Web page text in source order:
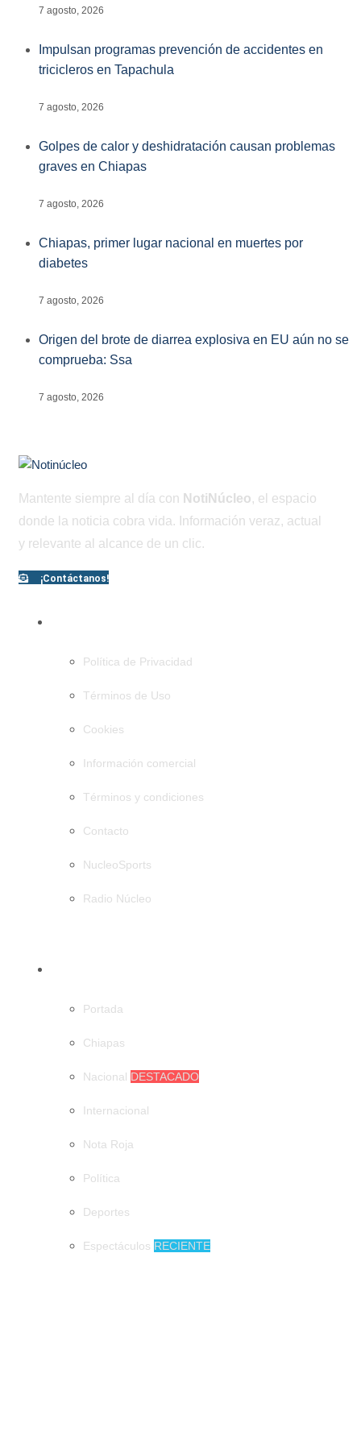
7 agosto, 2026
Impulsan programas prevención de accidentes en
tricicleros en Tapachula
7 agosto, 2026
Golpes de calor y deshidratación causan problemas
graves en Chiapas
7 agosto, 2026
Chiapas, primer lugar nacional en muertes por
diabetes
7 agosto, 2026
Origen del brote de diarrea explosiva en EU aún no se
comprueba: Ssa
7 agosto, 2026
Mantente siempre al día con NotiNúcleo, el espacio
donde la noticia cobra vida. Información veraz, actual
y relevante al alcance de un clic.
¡Contáctanos!
Política de Privacidad
Términos de Uso
Cookies
Información comercial
Términos y condiciones
Contacto
NucleoSports
Radio Núcleo
Portada
Chiapas
Nacional DESTACADO
Internacional
Nota Roja
Política
Deportes
Espectáculos RECIENTE